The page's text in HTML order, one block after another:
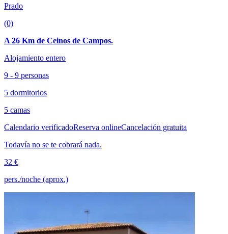
Prado
(0)
A 26 Km de Ceinos de Campos.
Alojamiento entero
9 - 9 personas
5 dormitorios
5 camas
Calendario verificadoReserva onlineCancelación gratuita
Todavía no se te cobrará nada.
32 €
pers./noche (aprox.)